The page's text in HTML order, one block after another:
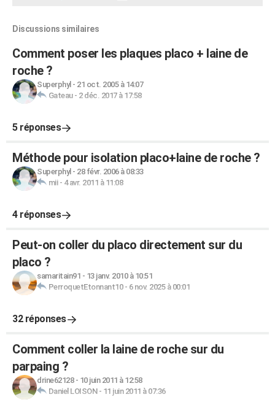
Discussions similaires
Comment poser les plaques placo + laine de
roche ?
Superphyl - 21 oct. 2005 à 14:07
Gateau- 2 déc. 2017 à 17:58
5 réponses
Méthode pour isolation placo+laine de roche ?
Superphyl - 28 févr. 2006 à 08:33
mii- 4 avr. 2011 à 11:08
4 réponses
Peut-on coller du placo directement sur du
placo ?
samaritain91 - 13 janv. 2010 à 10:51
PerroquetEtonnant10- 6 nov. 2025 à 00:01
32 réponses
Comment coller la laine de roche sur du
parpaing ?
drine62128- 10 juin 2011 à 12:58
Daniel LOISON- 11 juin 2011 à 07:36